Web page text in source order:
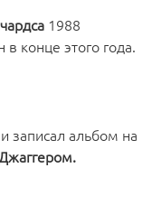
1988
конце этого года.
записал альбом на